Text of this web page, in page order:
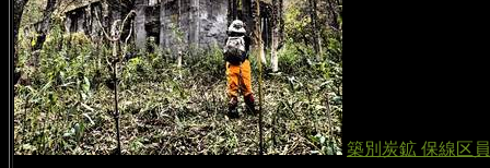
築別炭鉱 保線区